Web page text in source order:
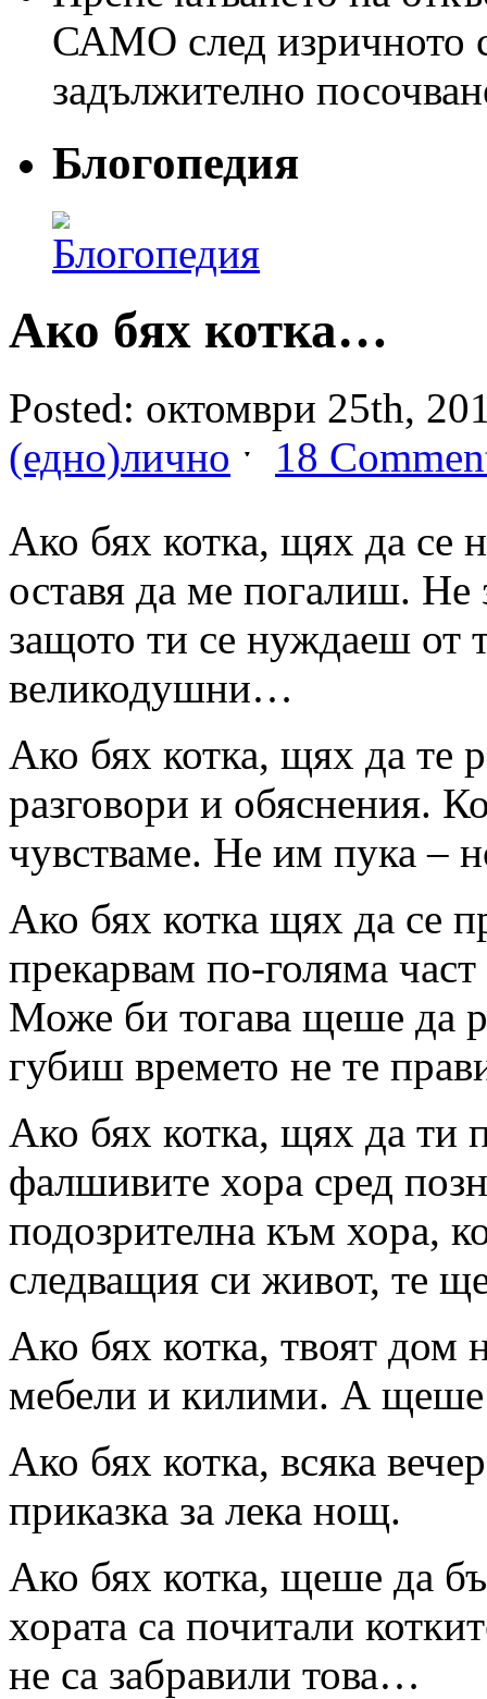
САМО след изричното
задължително
Блогопедия
Ако бях котка…
Posted: октомври 25th,
(едно)лично ˑ 18
Ако бях котка, щях да се
оставя да ме погалиш.
защото ти се нуждаеш от
великодушни…
Ако бях котка, щях да те
разговори и обяснения.
чувстваме. Не им пука –
Ако бях котка щях да се
прекарвам по-голяма
Може би тогава щеше да
губиш времето не те
Ако бях котка, щях да ти
фалшивите хора сред
подозрителна към хора,
следващия си живот, те
Ако бях котка, твоят дом
мебели и килими. А
Ако бях котка, всяка
приказка за лека нощ.
Ако бях котка, щеше да
хората са почитали
не са забравили това…